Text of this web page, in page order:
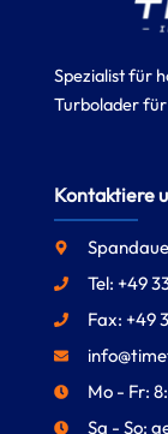
Spezialist für
Turbolader
Kontaktiere
Tel: +49
Fax: +49
Mo - Fr:
Sa - So: